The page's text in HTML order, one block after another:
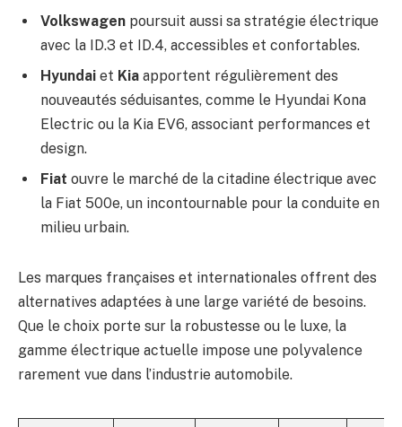
Volkswagen poursuit aussi sa stratégie électrique
avec la ID.3 et ID.4, accessibles et confortables.
Hyundai et Kia apportent régulièrement des
nouveautés séduisantes, comme le Hyundai Kona
Electric ou la Kia EV6, associant performances et
design.
Fiat ouvre le marché de la citadine électrique avec
la Fiat 500e, un incontournable pour la conduite en
milieu urbain.
Les marques françaises et internationales offrent des
alternatives adaptées à une large variété de besoins.
Que le choix porte sur la robustesse ou le luxe, la
gamme électrique actuelle impose une polyvalence
rarement vue dans l’industrie automobile.